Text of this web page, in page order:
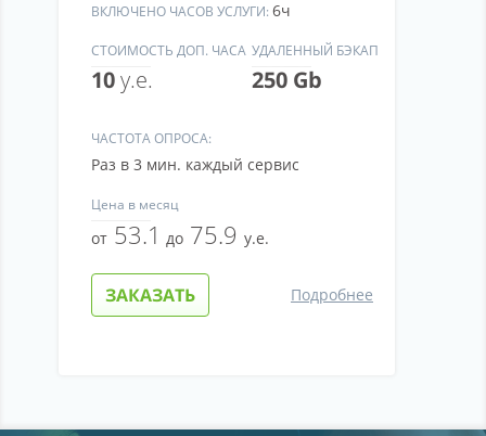
ВКЛЮЧЕНО ЧАСОВ УСЛУГИ: 6ч
СТОИМОСТЬ ДОП. ЧАСА
10у.е.
УДАЛЕННЫЙ БЭКАП
250 Gb
ЧАСТОТА ОПРОСА:
Раз в 3 мин. каждый сервис
Цена в месяц
от 53.1 до 75.9 у.е.
ЗАКАЗАТЬ Подробнее